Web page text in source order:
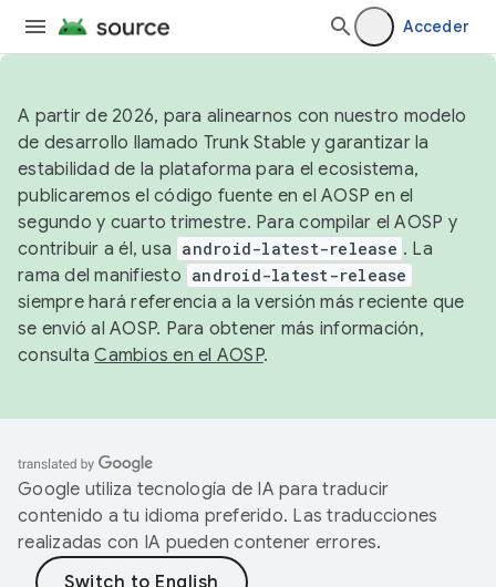
Acceder
A partir de 2026, para alinearnos con nuestro modelo
de desarrollo llamado Trunk Stable y garantizar la
estabilidad de la plataforma para el ecosistema,
publicaremos el código fuente en el AOSP en el
segundo y cuarto trimestre. Para compilar el AOSP y
contribuir a él, usa android-latest-release . La
rama del manifiesto android-latest-release
siempre hará referencia a la versión más reciente que
se envió al AOSP. Para obtener más información,
consultaCambios en el AOSP.
Google utiliza tecnología de IA para traducir
contenido a tu idioma preferido. Las traducciones
realizadas con IA pueden contener errores.